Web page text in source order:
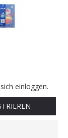
einloggen.